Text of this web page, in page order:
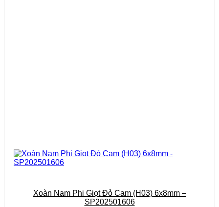
Xoàn Nam Phi Giọt Đỏ Cam (H03) 6x8mm –
SP202501606